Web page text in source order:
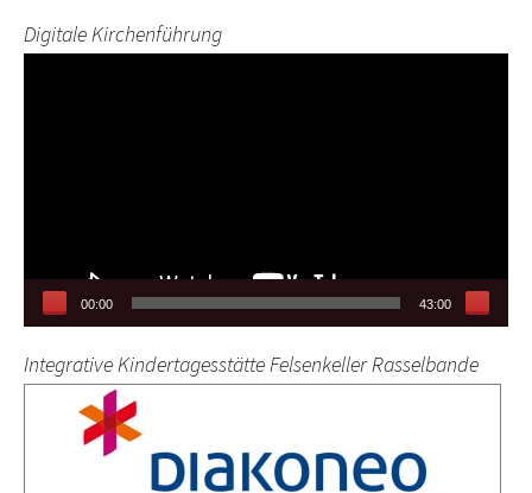
Digitale Kirchenführung
00:00 43:00
Integrative Kindertagesstätte Felsenkeller Rasselbande